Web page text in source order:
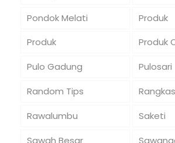
Pondok Melati
Produk
Produk
Produk
Pulo Gadung
Pulosari
Random Tips
Rawalumbu
Saketi
Sawah Besar